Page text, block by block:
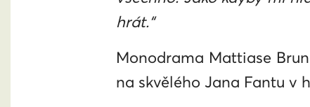
hrát.“
Monodrama Mattiase
na skvělého Jana Fantu v